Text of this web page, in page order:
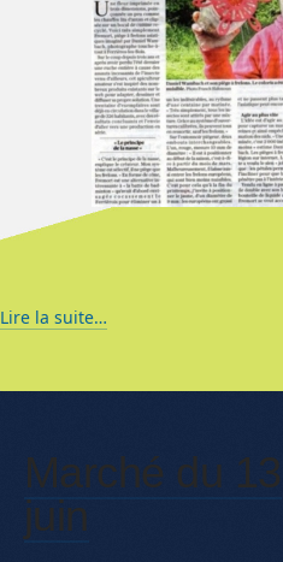
Lire la suite…
Marché du 13
juin